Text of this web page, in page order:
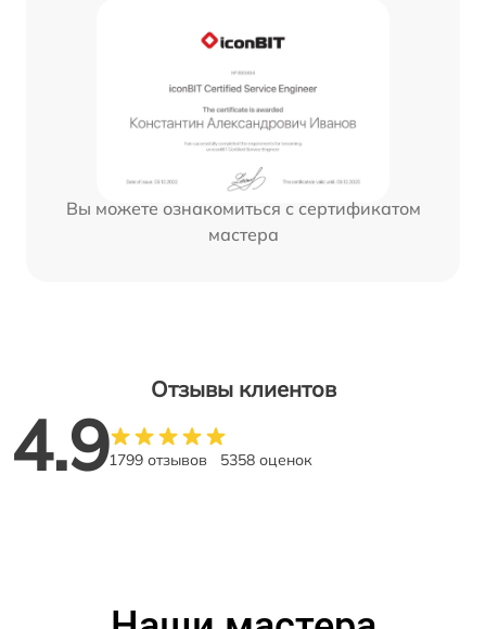
Вы можете ознакомиться с сертификатом
мастера
Отзывы клиентов
4.91799 отзывов 5358 оценок